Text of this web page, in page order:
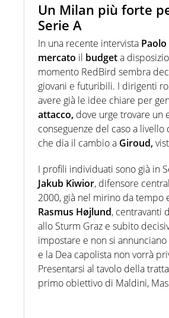
Un Milan più forte
Serie A
In una recente intervista
mercato il budgeta
momento RedBird sembra
giovani e futuribili. I dirigenti
avere già le idee chiare per
attacco, dove urge trovare un
conseguenze del caso a
che dia il cambio a Giroud,
I profili individuati sono già in
Jakub Kiwior, difensore
2000, già nel mirino da tempo
Rasmus Højlund, centravanti
allo Sturm Graz e subito
impostare e non si
e la Dea capolista non vorrà
Presentarsi al tavolo della
primo obiettivo di Maldini,